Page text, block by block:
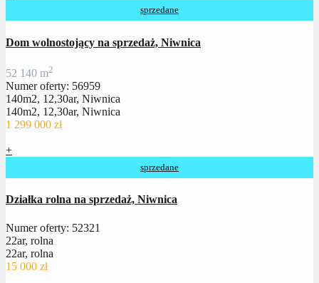
sprzedane
Dom wolnostojący na sprzedaż, Niwnica
52 140 m2
Numer oferty: 56959
140m2, 12,30ar, Niwnica
140m2, 12,30ar, Niwnica
1 299 000 zł
+
sprzedane
Działka rolna na sprzedaż, Niwnica
Numer oferty: 52321
22ar, rolna
22ar, rolna
15 000 zł